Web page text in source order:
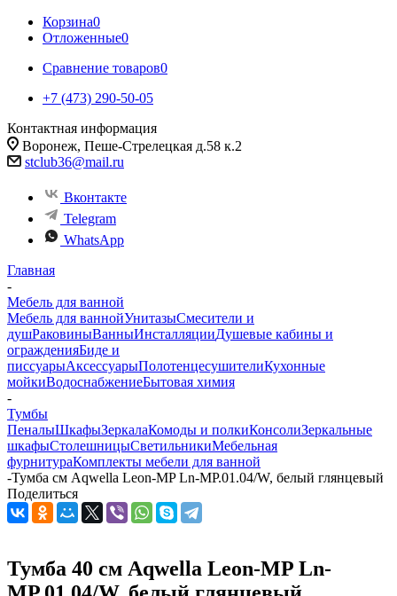
Корзина0
Отложенные0
Сравнение товаров0
+7 (473) 290-50-05
Контактная информация
Воронеж, Пеше-Стрелецкая д.58 к.2
stclub36@mail.ru
Вконтакте
Telegram
WhatsApp
Главная
-
Мебель для ванной
Мебель для ваннойУнитазыСмесители и
душРаковиныВанныИнсталляцииДушевые кабины и
огражденияБиде и
писсуарыАксессуарыПолотенцесушителиКухонные
мойкиВодоснабжениеБытовая химия
-
Тумбы
ПеналыШкафыЗеркалаКомоды и полкиКонсолиЗеркальные
шкафыСтолешницыСветильникиМебельная
фурнитураКомплекты мебели для ванной
-Тумба см Aqwella Leon-MP Ln-MP.01.04/W, белый глянцевый
Поделиться
Тумба 40 см Aqwella Leon-MP Ln-